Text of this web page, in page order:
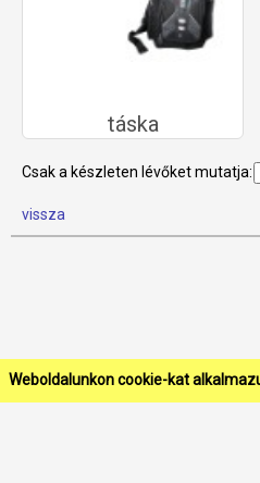
Weboldalunkon cookie-kat
táska
Csak a készleten lévőket mutatja:
vissza